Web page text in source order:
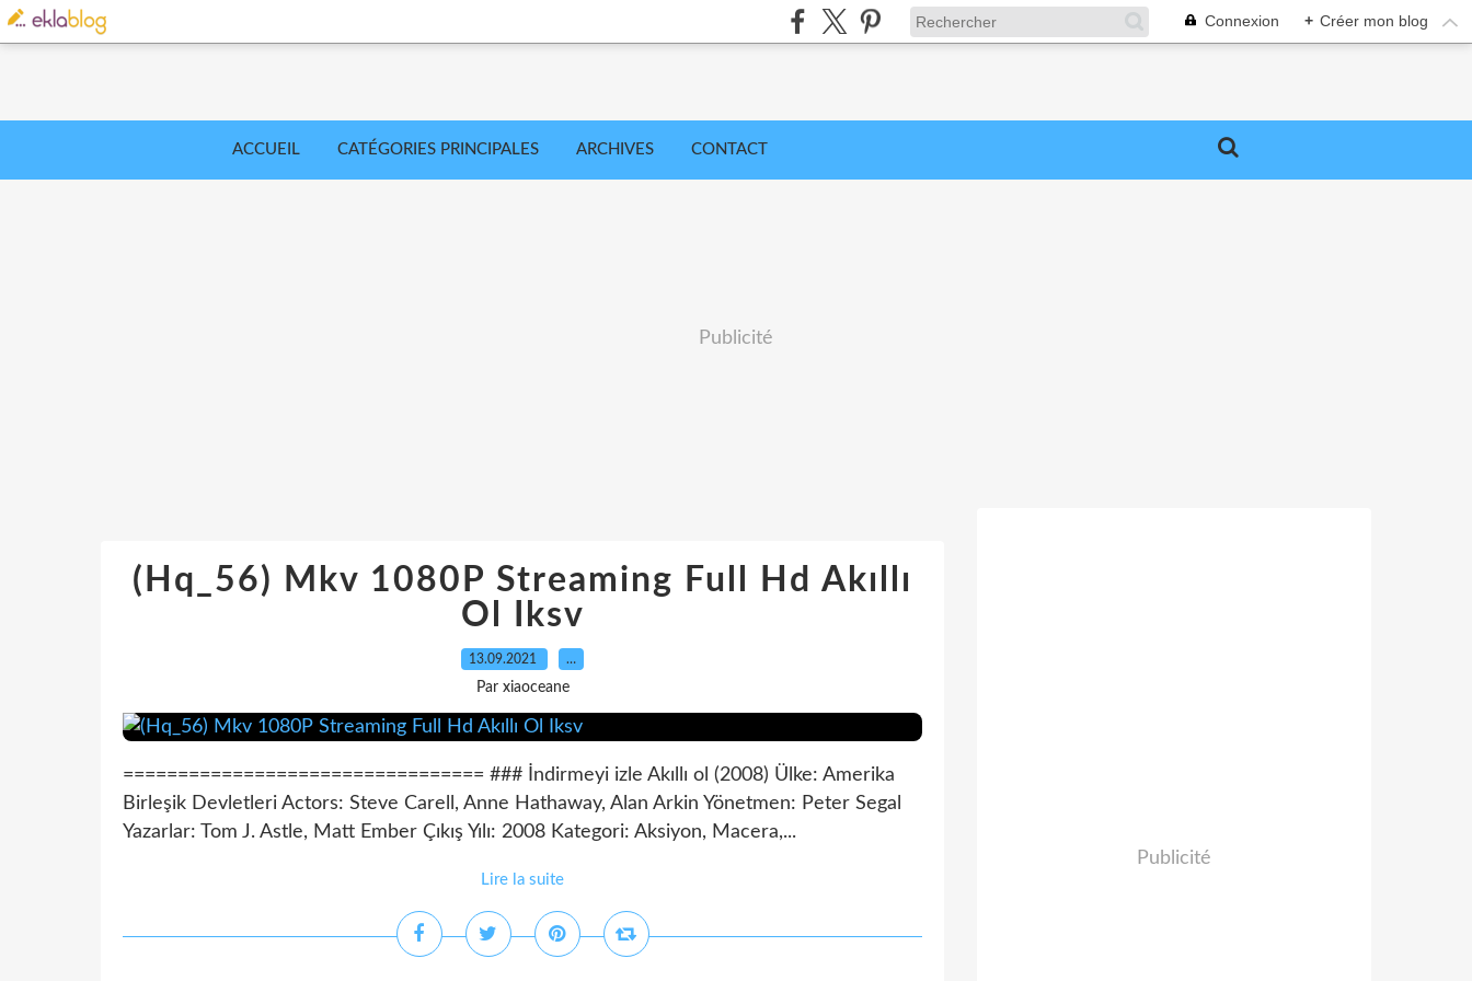
Connexion + Créer mon blog
ACCUEIL CATÉGORIES PRINCIPALES ARCHIVES CONTACT
Publicité
(Hq_56) Mkv 1080P Streaming Full Hd Akıllı
Ol Iksv
13.09.2021 …
Par xiaoceane
================================= ### İndirmeyi izle Akıllı ol (2008) Ülke: Amerika
Birleşik Devletleri Actors: Steve Carell, Anne Hathaway, Alan Arkin Yönetmen: Peter Segal
Yazarlar: Tom J. Astle, Matt Ember Çıkış Yılı: 2008 Kategori: Aksiyon, Macera,...
Lire la suite
Publicité